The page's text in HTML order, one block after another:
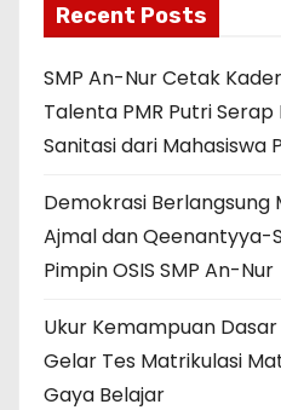
Recent Posts
SMP An-Nur Cetak
Talenta PMR Putri
Sanitasi dari Mahasiswa
Demokrasi Berlangsung
Ajmal dan Qeenantyya-
Pimpin OSIS SMP An-Nur
Ukur Kemampuan Dasar
Gelar Tes Matrikulasi
Gaya Belajar